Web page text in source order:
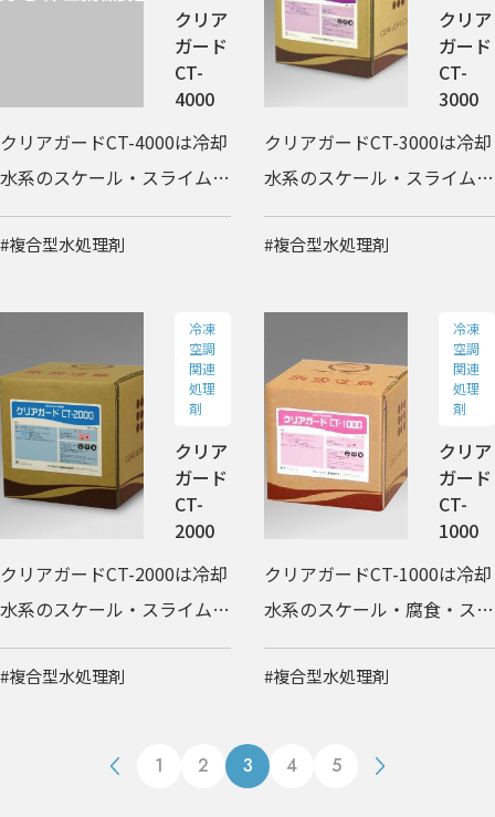
クリア
ガード
CT-
4000
クリアガードCT-4000は冷却
水系のスケール・スライム・
藻・レジネラ属菌を抑制する
複合型水処理剤です。
#複合型水処理剤
クリア
ガード
CT-
3000
クリアガードCT-3000は冷却
水系のスケール・スライム・
藻・レジネラ属菌を抑制する
複合型水処理剤です。
#複合型水処理剤
冷凍
空調
関連
処理
剤
クリア
ガード
CT-
2000
クリアガードCT-2000は冷却
水系のスケール・スライム・
藻・レジネラ属菌を抑制する
複合型水処理剤です。
#複合型水処理剤
冷凍
空調
関連
処理
剤
クリア
ガード
CT-
1000
クリアガードCT-1000は冷却
水系のスケール・腐食・スラ
イム・藻・レジネラ属菌を抑
制する複合型水処理剤です。
#複合型水処理剤
1 2 3 4 5